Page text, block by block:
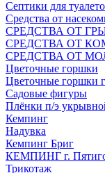
Септики для
Средства от
СPEДСТВА ОТ
СРЕДСТВА ОТ
СРЕДСТВА ОТ
Цветочные горшки
Цветочные горшки
Садовые фигуры
Плёнки п/э
Кемпинг
Надувка
Кемпинг Бриг
КЕМПИНГ г.
Трикотаж